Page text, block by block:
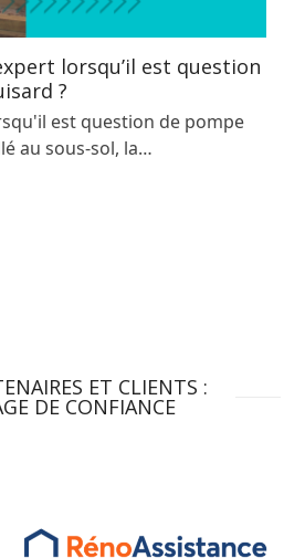
lorsqu’il est question
?
est question de pompe
au sous-sol, la…
ET CLIENTS :
DE CONFIANCE